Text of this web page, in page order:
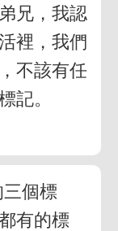
兄，我認
裡，我們
不該有任
記。
個標
有的標